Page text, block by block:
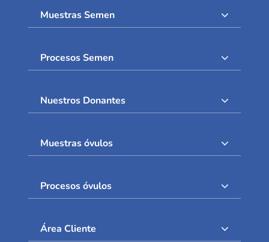
Muestras Semen
Procesos Semen
Nuestros Donantes
Muestras óvulos
Procesos óvulos
Área Cliente